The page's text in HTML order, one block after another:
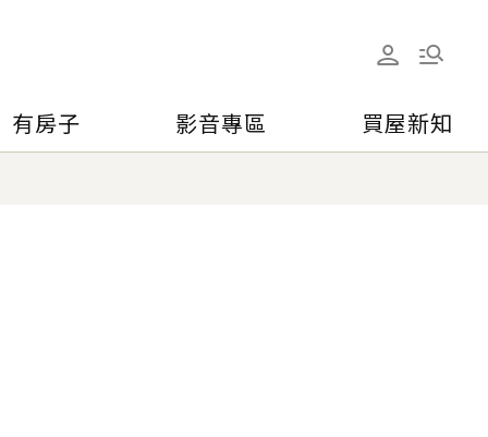
有房子 影音專區 買屋新知